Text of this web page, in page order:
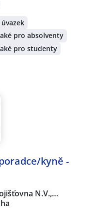
pro absolventy
pro studenty
kyně -
N.V.,…